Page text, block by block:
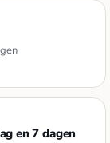
en 7 dagen